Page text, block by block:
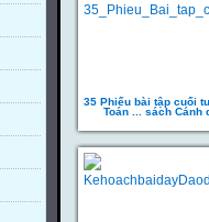
35 Phiếu bài tập cuối
Toán ... sách Cánh